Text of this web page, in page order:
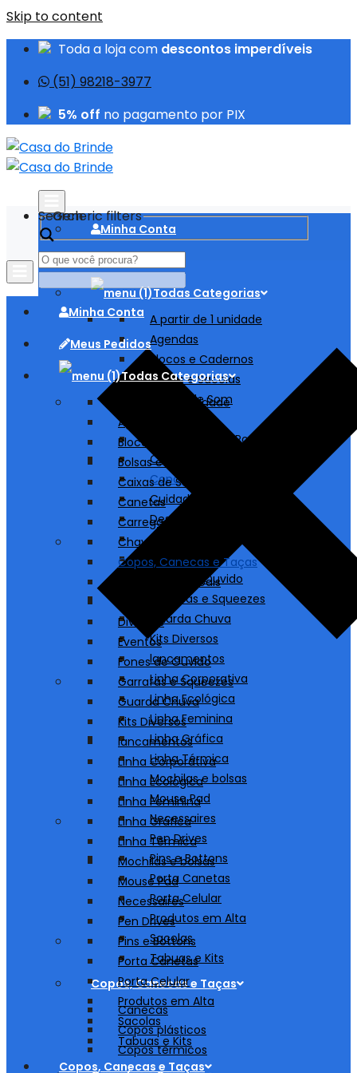
Skip to content
Toda a loja com descontos imperdíveis
(51) 98218-3977
5% off no pagamento por PIX
Minha Conta
Meus Pedidos
Todas Categorias
A partir de 1 unidade
Agendas
Blocos e Cadernos
Bolsas e Sacolas
Caixas de Som
Carregadores/ Power Bank
Chaveiros
Copos, Canecas e Taças
Cuidados Pessoais
Destaques
Diversos
Eventos
Fones de Ouvido
Garrafas e Squeezes
Guarda Chuva
Kits Diversos
lancamentos
Linha Corporativa
Linha Ecológica
Linha Feminina
Linha Gráfica
Linha Térmica
Mochilas e bolsas
Mouse Pad
Necessaires
Pen Drives
Pins e Bottons
Porta Canetas
Porta Celular
Produtos em Alta
Sacolas
Tabuas e Kits
Copos, Canecas e Taças
Canecas
Copos plásticos
Copos térmicos
Search
Generic filters
Minha Conta
Meus Pedidos
Todas Categorias
A partir de 1 unidade
Agendas
Blocos e Cadernos
Bolsas e Sacolas
Caixas de Som
Canetas
Carregadores/ Power Bank
Chaveiros
Copos, Canecas e Taças
Cuidados Pessoais
Diversos
Eventos
Fones de Ouvido
Garrafas e Squeezes
Guarda Chuva
Kits Diversos
lancamentos
Linha Corporativa
Linha Ecológica
Linha Feminina
Linha Gráfica
Linha Térmica
Mochilas e bolsas
Mouse Pad
Necessaires
Pen Drives
Pins e Bottons
Porta Canetas
Porta Celular
Produtos em Alta
Sacolas
Tabuas e Kits
Copos, Canecas e Taças